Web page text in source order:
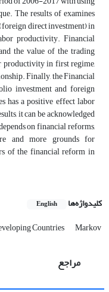
The results of examines
direct investment) in
productivity. Financial
the value of the trading
productivity in first regime,
Finally, the Financial
investment and foreign
has a positive effect labor
it can be acknowledged
on financial reforms,
and more grounds for
of the financial reform in
کلیدواژه‌ها English
Countries Markov
مراجع